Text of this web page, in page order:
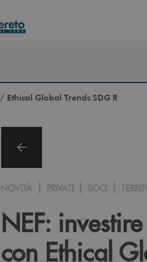
/ Ethical Global Trends SDG R
NOVITÀ PRIVATI SOCI
NEF:
con Ethical